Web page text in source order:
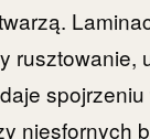
rusztowanie,
niesfornych